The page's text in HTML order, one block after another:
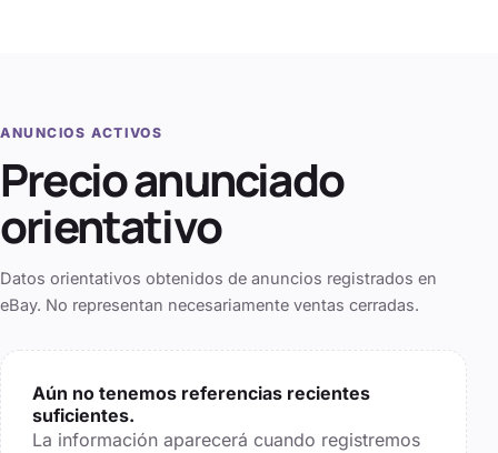
ANUNCIOS ACTIVOS
Precio anunciado
orientativo
Datos orientativos obtenidos de anuncios registrados en
eBay. No representan necesariamente ventas cerradas.
Aún no tenemos referencias recientes
suficientes.
La información aparecerá cuando registremos